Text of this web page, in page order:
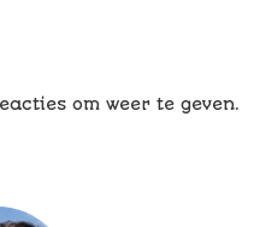
om weer te geven.